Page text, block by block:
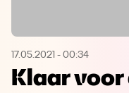
Microsoft
17.05.2021 - 00:34
Klaar